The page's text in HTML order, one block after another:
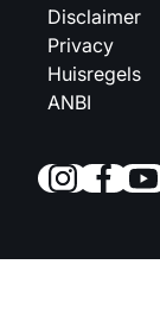
Disclaimer
Privacy
Huisregels
ANBI